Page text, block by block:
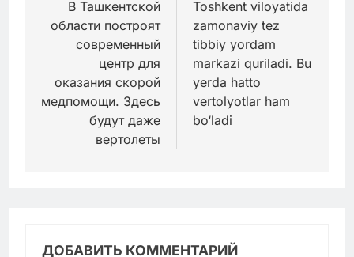
записям
В Ташкентской
области построят
современный
центр для
оказания скорой
медпомощи. Здесь
будут даже
вертолеты
Toshkent viloyatida
zamonaviy tez
tibbiy yordam
markazi quriladi. Bu
yerda hatto
vertolyotlar ham
bo‘ladi
ДОБАВИТЬ КОММЕНТАРИЙ